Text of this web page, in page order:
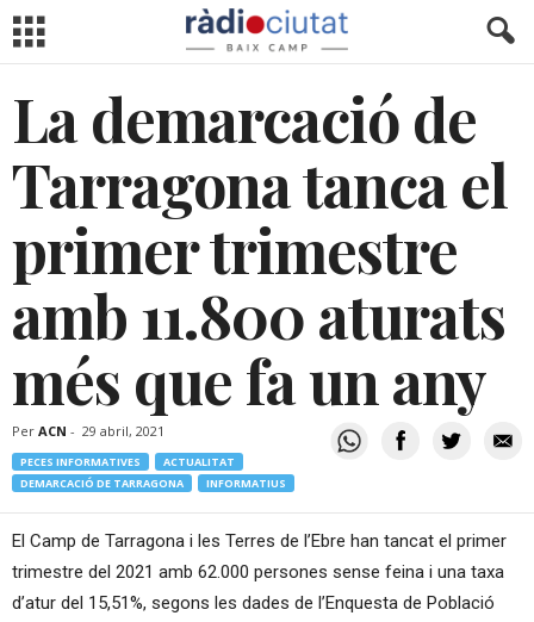
La demarcació de
Tarragona tanca el
primer trimestre
amb 11.800 aturats
més que fa un any
Per ACN - 29 abril, 2021
PECES INFORMATIVES
ACTUALITAT
DEMARCACIÓ DE TARRAGONA
INFORMATIUS
El Camp de Tarragona i les Terres de l’Ebre han tancat el primer
trimestre del 2021 amb 62.000 persones sense feina i una taxa
d’atur del 15,51%, segons les dades de l’Enquesta de Població